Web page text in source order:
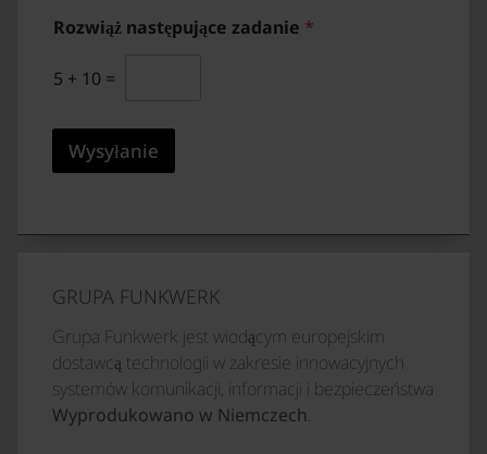
D
*
Rozwiąż następujące zadanie *
5 + 10 =
Wysyłanie
GRUPA FUNKWERK
Grupa Funkwerk jest wiodącym europejskim
dostawcą technologii w zakresie innowacyjnych
systemów komunikacji, informacji i bezpieczeństwa
Wyprodukowano w Niemczech.